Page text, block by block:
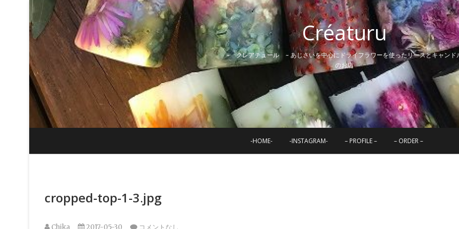
content
Créaturu
~ クレアチュール ~ あじさいを中心にドライフラワーを使ったリースとキャンド
のお店
-HOME- -INSTAGRAM- – PROFILE – – ORDER –
cropped-top-1-3.jpg
Chika 2017-05-30 コメントなし